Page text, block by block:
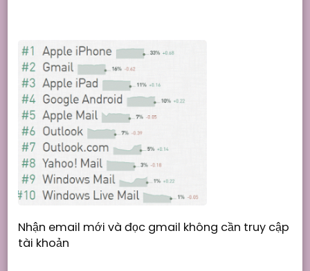
Nhận email mới và đọc gmail không cần truy cập
tài khoản